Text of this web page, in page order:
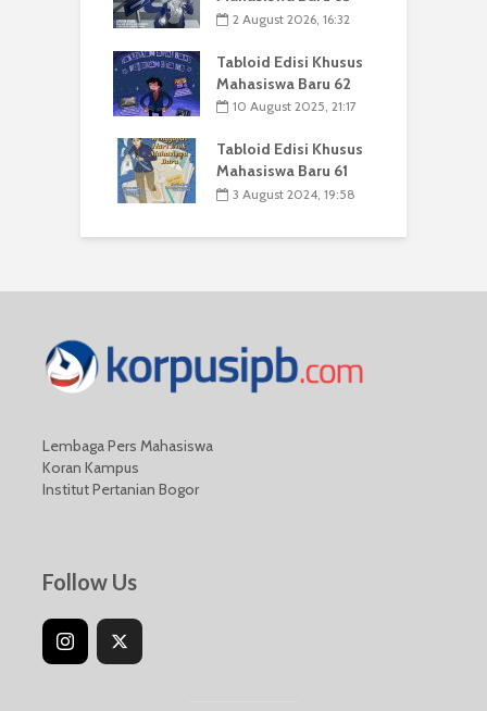
2 August 2026, 16:32
Tabloid Edisi Khusus
Mahasiswa Baru 62
10 August 2025, 21:17
Tabloid Edisi Khusus
Mahasiswa Baru 61
3 August 2024, 19:58
Lembaga Pers Mahasiswa
Koran Kampus
Institut Pertanian Bogor
Follow Us